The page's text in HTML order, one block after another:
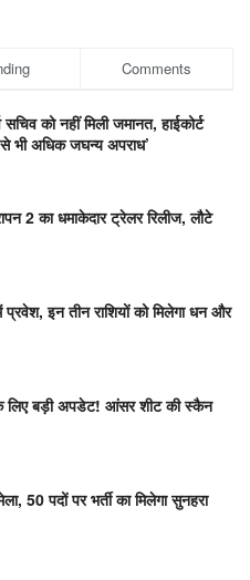
Comments
को नहीं मिली जमानत, हाईकोर्ट
से भी अधिक जघन्य अपराध’
2 का धमाकेदार ट्रेलर रिलीज, लौटे
इन तीन राशियों को मिलेगा धन और
लिए बड़ी अपडेट! आंसर शीट की स्कैन
50 पदों पर भर्ती का मिलेगा सुनहरा